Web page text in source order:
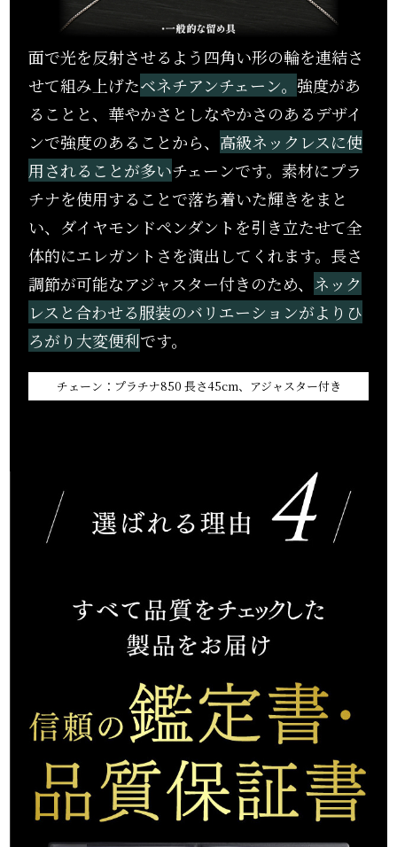
面で光を反射させるよう四角い形の輪を連結さ
せて組み上げたベネチアンチェーン。 強度があ
ることと、華やかさとしなやかさのあるデザイ
ンで強度のあることから、 高級ネックレスに使
用されることが多いチェーンです。素材にプラ
チナを使用することで落ち着いた輝きをまと
い、ダイヤモンドペンダントを引き立たせて全
体的にエレガントさを演出してくれます。長さ
調節が可能なアジャスター付きのため、 ネック
レスと合わせる服装のバリエーションがよりひ
ろがり大変便利です。
チェーン：プラチナ850 長さ45cm、アジャスター付き